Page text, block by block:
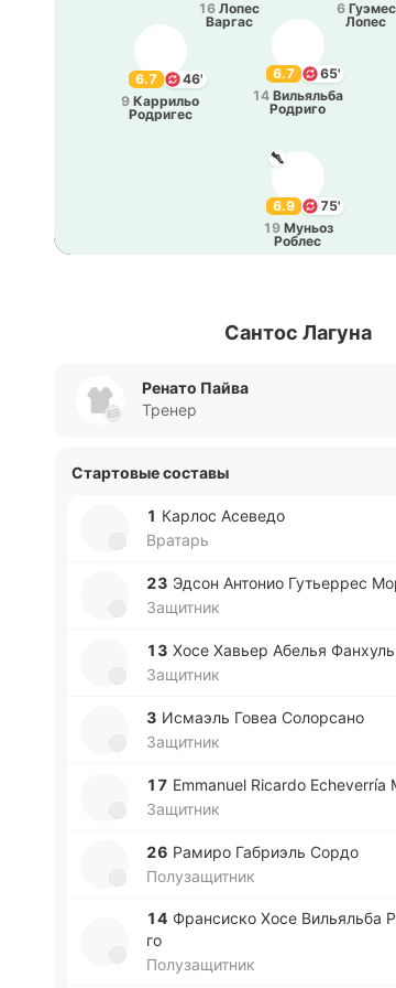
6.7
65'
14 Ви­лья­льба
Ро­дри­го
6.7
46'
9 Ка­рри­льо
Ро­дри­гес
6 Гуэмес
Лопес
16 Лопес
Варгас
6.9
75'
19 Муньоз
Роблес
Сантос Лагуна
Ренато Пайва
Тренер
Стартовые составы
1 Карлос Асе­ве­до
Вратарь
23 Эдсон Анто­нио Гу­тье­ррес
Защитник
13 Хосе Хавьер Абелья Фа­нхуль
Защитник
3 Исмаэль Говеа Со­ло­рса­но
Защитник
17 Emmanuel Ricardo Echeverría
Защитник
26 Рамиро Га­бриэль Сордо
Полузащитник
14 Фра­нси­ско Хосе Ви­лья­льба
го
Полузащитник